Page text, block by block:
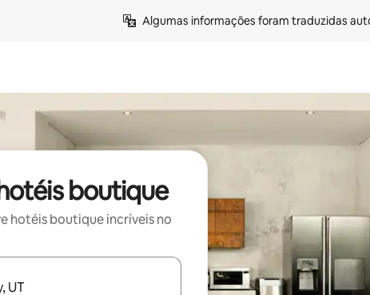
Algumas informações foram traduzidas
boutique
hotéis boutique incríveis no
estiverem disponíveis, explore-os usando as seta para cima e